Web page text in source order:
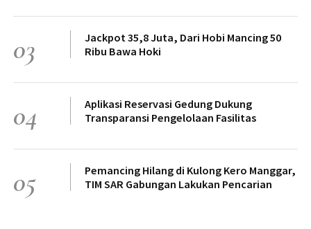
03
Jackpot 35,8 Juta, Dari Hobi Mancing 50
Ribu Bawa Hoki
04
Aplikasi Reservasi Gedung Dukung
Transparansi Pengelolaan Fasilitas
05
Pemancing Hilang di Kulong Kero Manggar,
TIM SAR Gabungan Lakukan Pencarian